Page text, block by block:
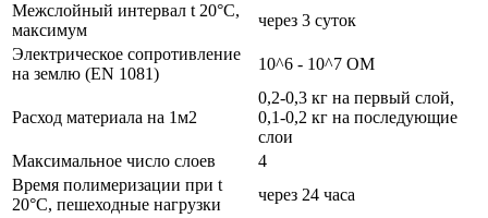
Межслойный интервал t 20°С,
максимум
через 3 суток
Электрическое сопротивление
на землю (EN 1081)
10^6 - 10^7 ОМ
Расход материала на 1м2
0,2-0,3 кг на первый слой,
0,1-0,2 кг на последующие
слои
Максимальное число слоев
4
Время полимеризации при t
20°C, пешеходные нагрузки
через 24 часа